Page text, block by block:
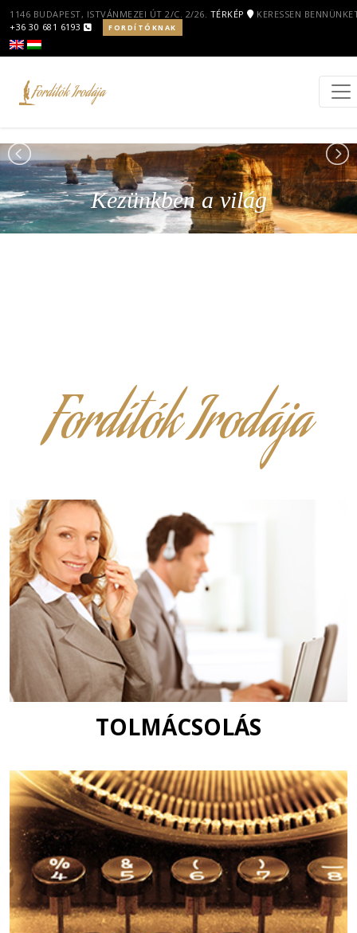
1146 BUDAPEST, ISTVÁNMEZEI ÚT 2/C. 2/26. TÉRKÉP
KERESSEN
+36 30 681 6193
FORDÍTÓKNAK
Kezünkben a világ
Fordítók Irodája
TOLMÁCSOLÁS